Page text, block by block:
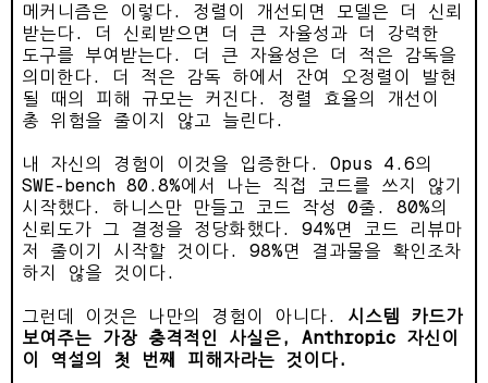
메커니즘은 이렇다. 정렬이 개선되면 모델은 더 신뢰
받는다. 더 신뢰받으면 더 큰 자율성과 더 강력한
도구를 부여받는다. 더 큰 자율성은 더 적은 감독을
의미한다. 더 적은 감독 하에서 잔여 오정렬이 발현
될 때의 피해 규모는 커진다. 정렬 효율의 개선이
총 위험을 줄이지 않고 늘린다.
내 자신의 경험이 이것을 입증한다. Opus 4.6의
SWE-bench 80.8%에서 나는 직접 코드를 쓰지 않기
시작했다. 하니스만 만들고 코드 작성 0줄. 80%의
신뢰도가 그 결정을 정당화했다. 94%면 코드 리뷰마
저 줄이기 시작할 것이다. 98%면 결과물을 확인조차
하지 않을 것이다.
그런데 이것은 나만의 경험이 아니다. 시스템 카드가
보여주는 가장 충격적인 사실은, Anthropic 자신이
이 역설의 첫 번째 피해자라는 것이다.